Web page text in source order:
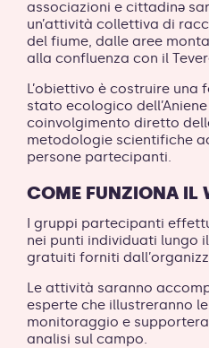
associazioni e cittadinə
un’attività collettiva di
del fiume, dalle aree
alla confluenza con il
L’obiettivo è costruire
stato ecologico
coinvolgimento diretto
metodologie scientifiche
persone partecipanti.
COME FUNZIONA IL
I gruppi partecipanti
nei punti individuati lungo
gratuiti forniti
Le attività saranno
esperte che illustreranno
monitoraggio e
analisi sul campo.